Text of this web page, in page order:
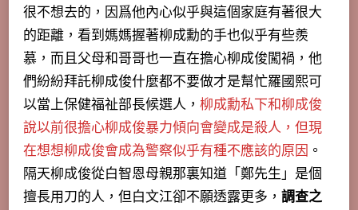
很不想去的，因爲他內心似乎與這個家庭有著很大
的距離，看到媽媽握著柳成勳的手也似乎有些羨
慕，而且父母和哥哥也一直在擔心柳成俊闖禍，他
們紛紛拜託柳成俊什麼都不要做才是幫忙羅國熙可
以當上保健福祉部長候選人， 柳成勳私下和柳成俊
說以前很擔心柳成俊暴力傾向會變成是殺人，但現
在想想柳成俊會成為警察似乎有種不應該的原因 。
隔天柳成俊從白智恩母親那裏知道「鄭先生」是個
擅長用刀的人，但白文江卻不願透露更多， 調查之